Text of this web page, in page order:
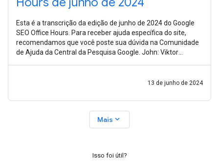
Esta é a transcrição da edição de junho de 2024 do Google
SEO Office Hours. Para receber ajuda específica do site,
recomendamos que você poste sua dúvida na Comunidade
de Ajuda da Central da Pesquisa Google. John: Viktor
13 de junho de 2024
Mais expand_more
Isso foi útil?